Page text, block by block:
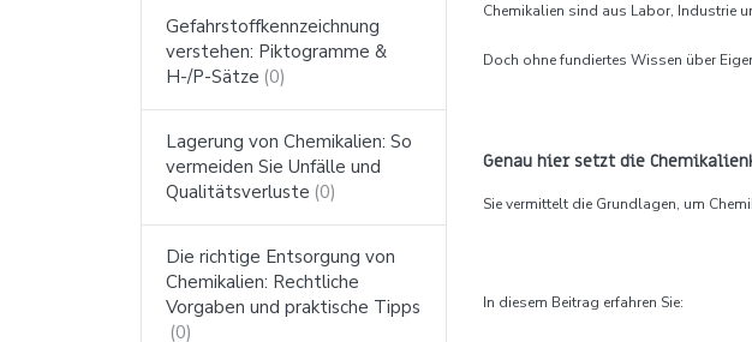
Gefahrstoffkennzeichnung
verstehen: Piktogramme &
H-/P-Sätze
Lagerung von Chemikalien: So
vermeiden Sie Unfälle und
Qualitätsverluste
Die richtige Entsorgung von
Chemikalien: Rechtliche
Vorgaben und praktische Tipps
Chemikalien sind aus Labor, Industrie
Doch ohne fundiertes Wissen über
Genau hier setzt die
Sie vermittelt die Grundlagen, um
In diesem Beitrag erfahren Sie: